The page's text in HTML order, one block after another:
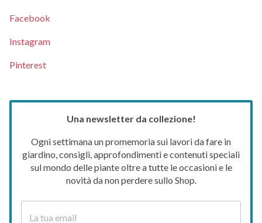
Facebook
Instagram
Pinterest
Una newsletter da collezione!
Ogni settimana un promemoria sui lavori da fare in
giardino, consigli, approfondimenti e contenuti speciali
sul mondo delle piante oltre a tutte le occasioni e le
novità da non perdere sullo Shop.